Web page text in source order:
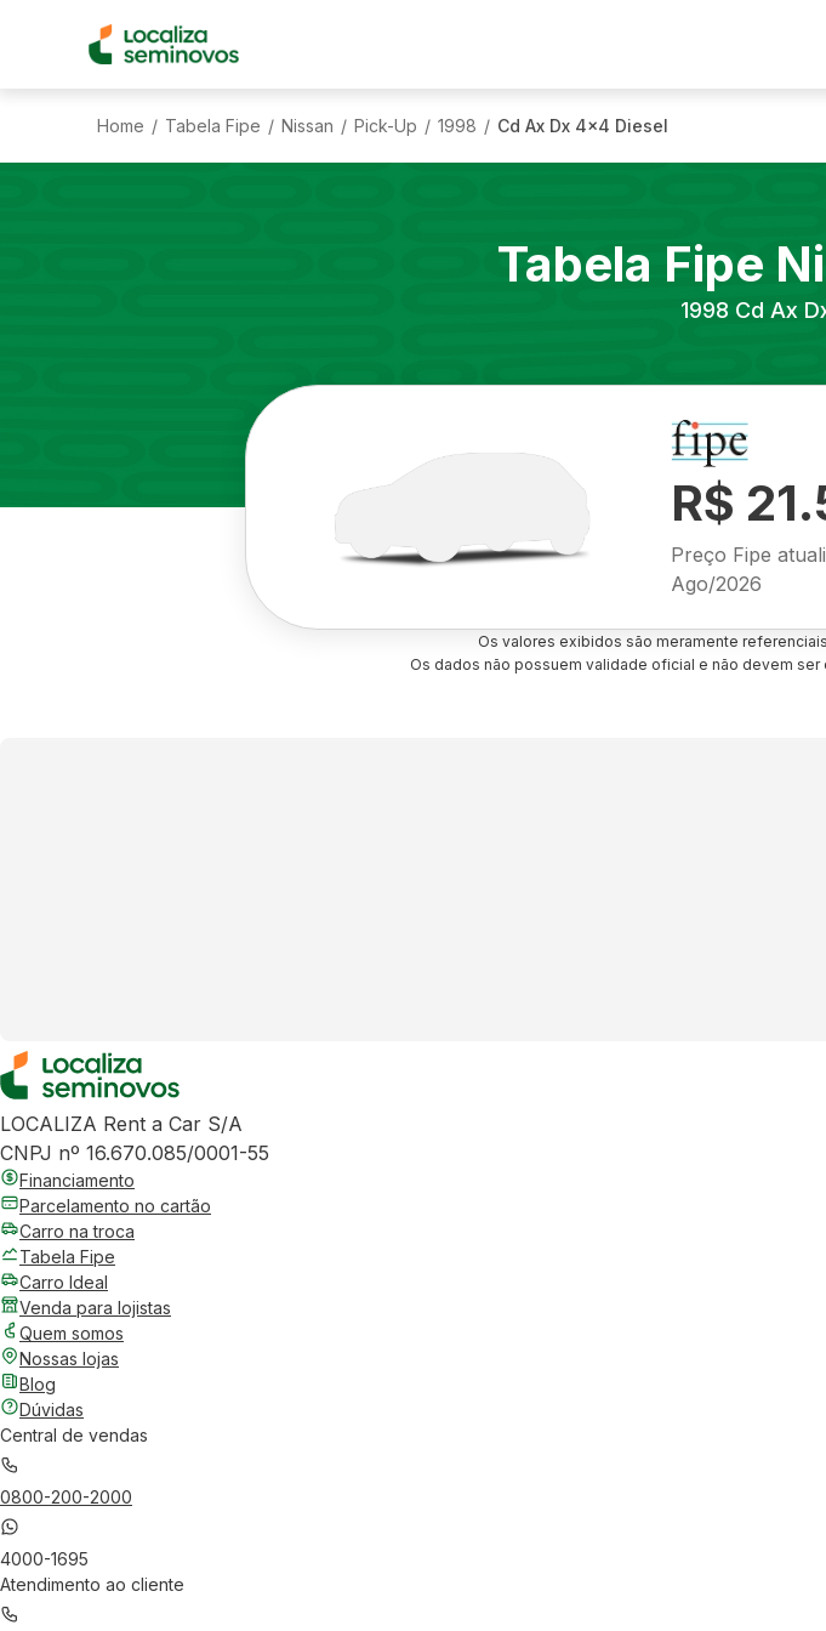
Home / Tabela Fipe / Nissan / Pick-Up / 1998 / Cd Ax Dx 4x4 Diesel
Tabela Fipe
1998 Cd Ax
R$
Preço Fipe
Ago/2026
Os valores exibidos são meramente
Os dados não possuem validade oficial e não devem
LOCALIZA Rent a Car S/A
CNPJ nº 16.670.085/0001-55
Financiamento
Parcelamento no cartão
Carro na troca
Tabela Fipe
Carro Ideal
Venda para lojistas
Quem somos
Nossas lojas
Blog
Dúvidas
Central de vendas
0800-200-2000
4000-1695
Atendimento ao cliente